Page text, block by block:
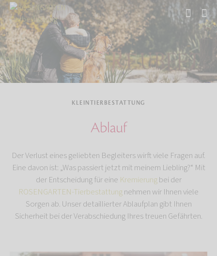
Start Tierbestattung Kleintierbestattung
KLEINTIERBESTATTUNG
Ablauf
Der Verlust eines geliebten Begleiters wirft viele Fragen auf.
Eine davon ist: „Was passiert jetzt mit meinem Liebling?“ Mit
der Entscheidung für eine Kremierungbei der
ROSENGARTEN-Tierbestattungnehmen wir Ihnen viele
Sorgen ab. Unser detaillierter Ablaufplan gibt Ihnen
Sicherheit bei der Verabschiedung Ihres treuen Gefährten.